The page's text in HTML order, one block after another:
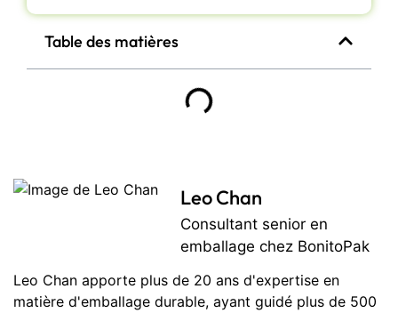
Table des matières
Leo Chan
Consultant senior en
emballage chez BonitoPak
Leo Chan apporte plus de 20 ans d'expertise en
matière d'emballage durable, ayant guidé plus de 500